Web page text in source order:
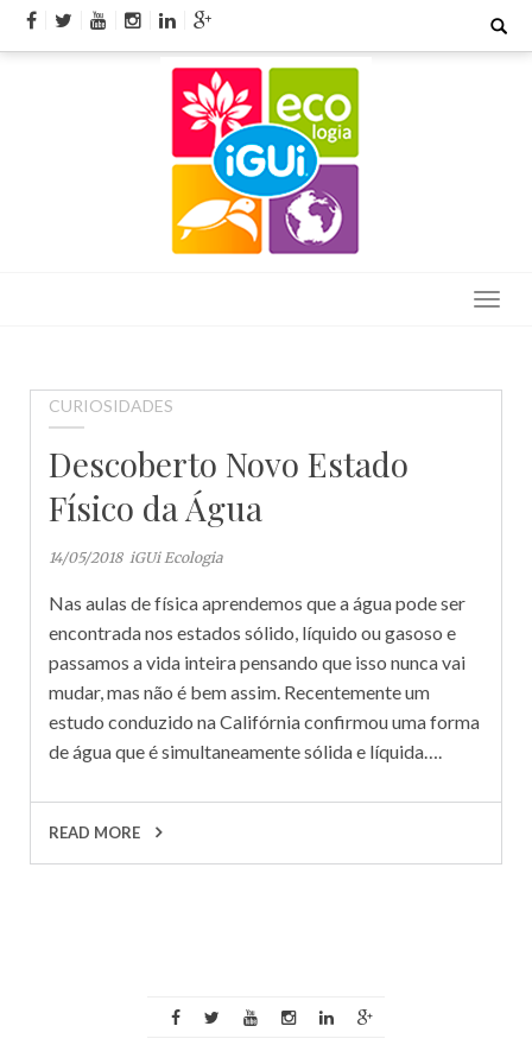
Skip
Search
CURIOSIDADES
Descoberto Novo Estado
Físico da Água
14/05/2018 iGUi Ecologia
Nas aulas de física aprendemos que a água pode ser
encontrada nos estados sólido, líquido ou gasoso e
passamos a vida inteira pensando que isso nunca vai
mudar, mas não é bem assim. Recentemente um
estudo conduzido na Califórnia confirmou uma forma
de água que é simultaneamente sólida e líquida….
READ MORE